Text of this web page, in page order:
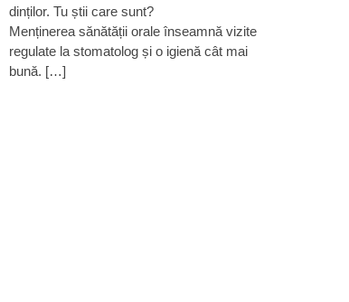
dinților. Tu știi care sunt?
Menținerea sănătății orale înseamnă vizite
regulate la stomatolog și o igienă cât mai
bună. […]